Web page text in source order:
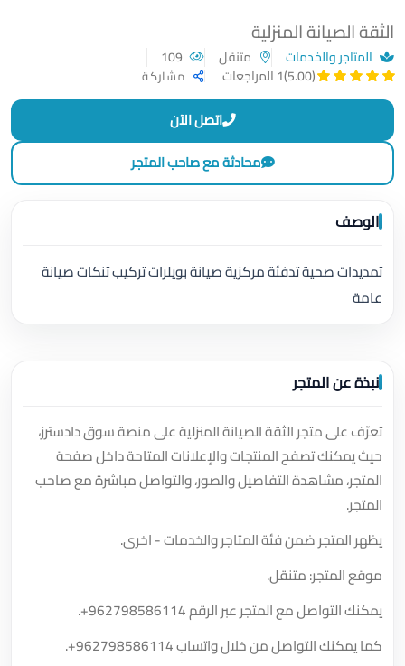
الثقة الصيانة المنزلية
المتاجر والخدمات متنقل
(5.00)
1 المراجعات مشاركة
اتصل الآن
محادثة مع صاحب المتجر
الوصف
تمديدات صحية تدفئة مركزية صيانة بويلرات تركيب تنكات صيانة
عامة
نبذة عن المتجر
تعرّف على متجر الثقة الصيانة المنزلية على منصة سوق دادسترز،
حيث يمكنك تصفح المنتجات والإعلانات المتاحة داخل صفحة
المتجر، مشاهدة التفاصيل والصور، والتواصل مباشرة مع صاحب
المتجر.
يظهر المتجر ضمن فئة المتاجر والخدمات - اخرى.
موقع المتجر: متنقل.
يمكنك التواصل مع المتجر عبر الرقم+962798586114
.
كما يمكنك التواصل من خلال واتساب+962798586114
.